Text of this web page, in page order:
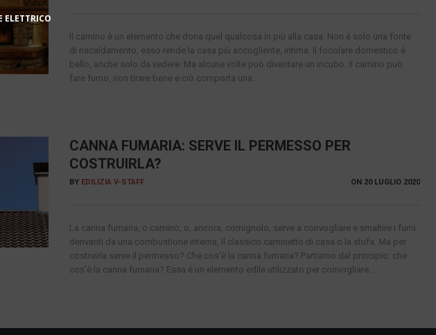
ELETTRICO
Il camino è un elemento che dona quel qualcosa in più alla casa. Non è solo una fonte
di riscaldamento, esso rende la casa più accogliente, intima. Il focolare domestico è
bello, anche solo da vedere. Ma alcune volte può diventare un incubo. Il camino può
fare fumo, non tirare bene e ciò comporta una...
CANNA FUMARIA: SERVE IL PERMESSO PER
COSTRUIRLA?
ON 20 LUGLIO 2020
BY EDILIZIA V-STAFF
La canna fumaria, o camino, o, ancora, comignolo, serve a convogliare e smaltire i fumi
derivanti da una combustione interna, il classico caminetto di casa o la stufa. Ma per
costruirla serve il permesso? Che cos’è la canna fumaria? Partiamo dal principio: che
cos’è la canna fumaria? Essa è un elemento edile utilizzato per convogliare...